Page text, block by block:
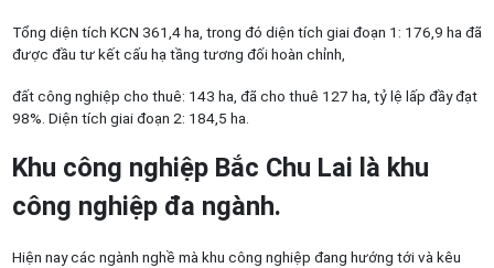
Tổng diện tích KCN 361,4 ha, trong đó diện tích giai đoạn 1: 176,9 ha đã
được đầu tư kết cấu hạ tầng tương đối hoàn chỉnh,
đất công nghiệp cho thuê: 143 ha, đã cho thuê 127 ha, tỷ lệ lấp đầy đạt
98%. Diện tích giai đoạn 2: 184,5 ha.
Khu công nghiệp Bắc Chu Lai là khu
công nghiệp đa ngành.
Hiện nay các ngành nghề mà khu công nghiệp đang hướng tới và kêu